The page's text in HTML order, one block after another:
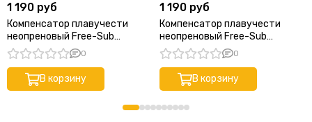
1 190 руб
Компенсатор плавучести
неопреновый Free-Sub
Yamamoto 39 Protective
Demre Blue 35 см
0
В корзину
1 190 руб
Компенсатор плавучести
неопреновый Free-Sub
Yamamoto 39 Protective Saros
35 см
0
В корзину